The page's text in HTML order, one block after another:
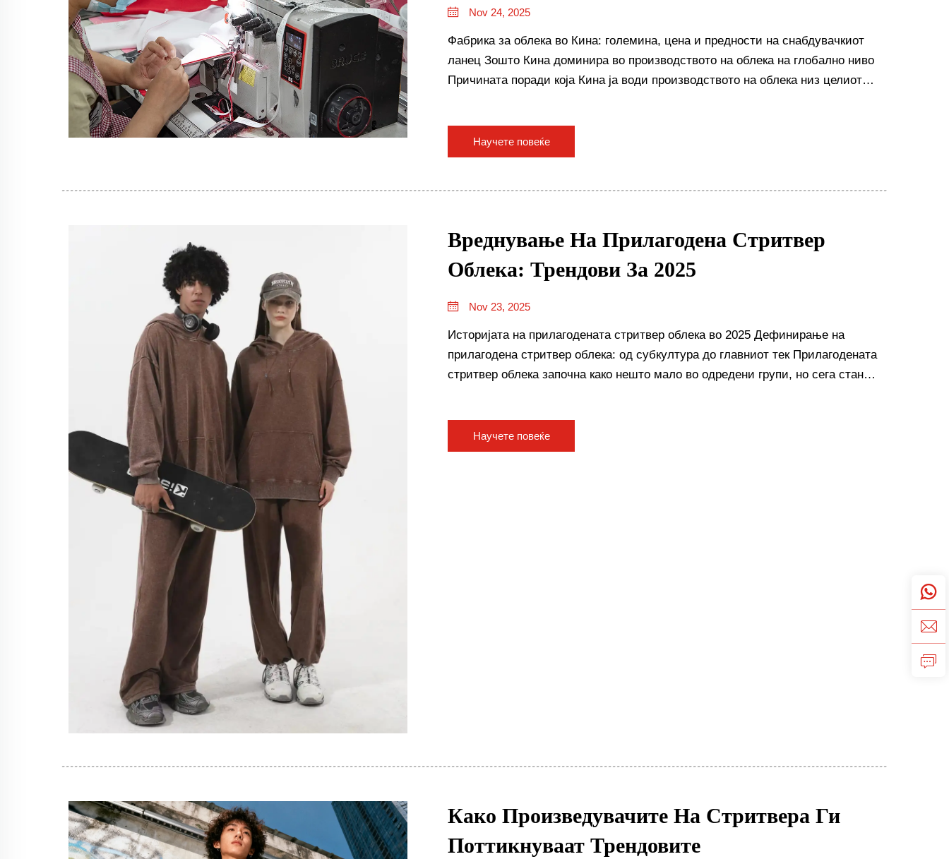
Nov 24, 2025
Фабрика за облека во Кина: големина, цена и предности на снабдувачкиот
ланец Зошто Кина доминира во производството на облека на глобално ниво
Причината поради која Кина ја води производството на облека низ целиот
Научете повеќе
Вреднување На Прилагодена Стритвер
Облека: Трендови За 2025
Nov 23, 2025
Историјата на прилагодената стритвер облека во 2025 Дефинирање на
прилагодена стритвер облека: од субкултура до главниот тек Прилагодената
стритвер облека започна како нешто мало во одредени групи, но сега стана
Научете повеќе
Како Произведувачите На Стритвера Ги
Поттикнуваат Трендовите